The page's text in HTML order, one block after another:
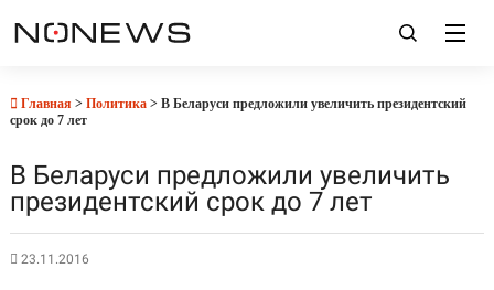
Главная > Политика> В Беларуси предложили увеличить президентский
срок до 7 лет
В Беларуси предложили увеличить
президентский срок до 7 лет
23.11.2016